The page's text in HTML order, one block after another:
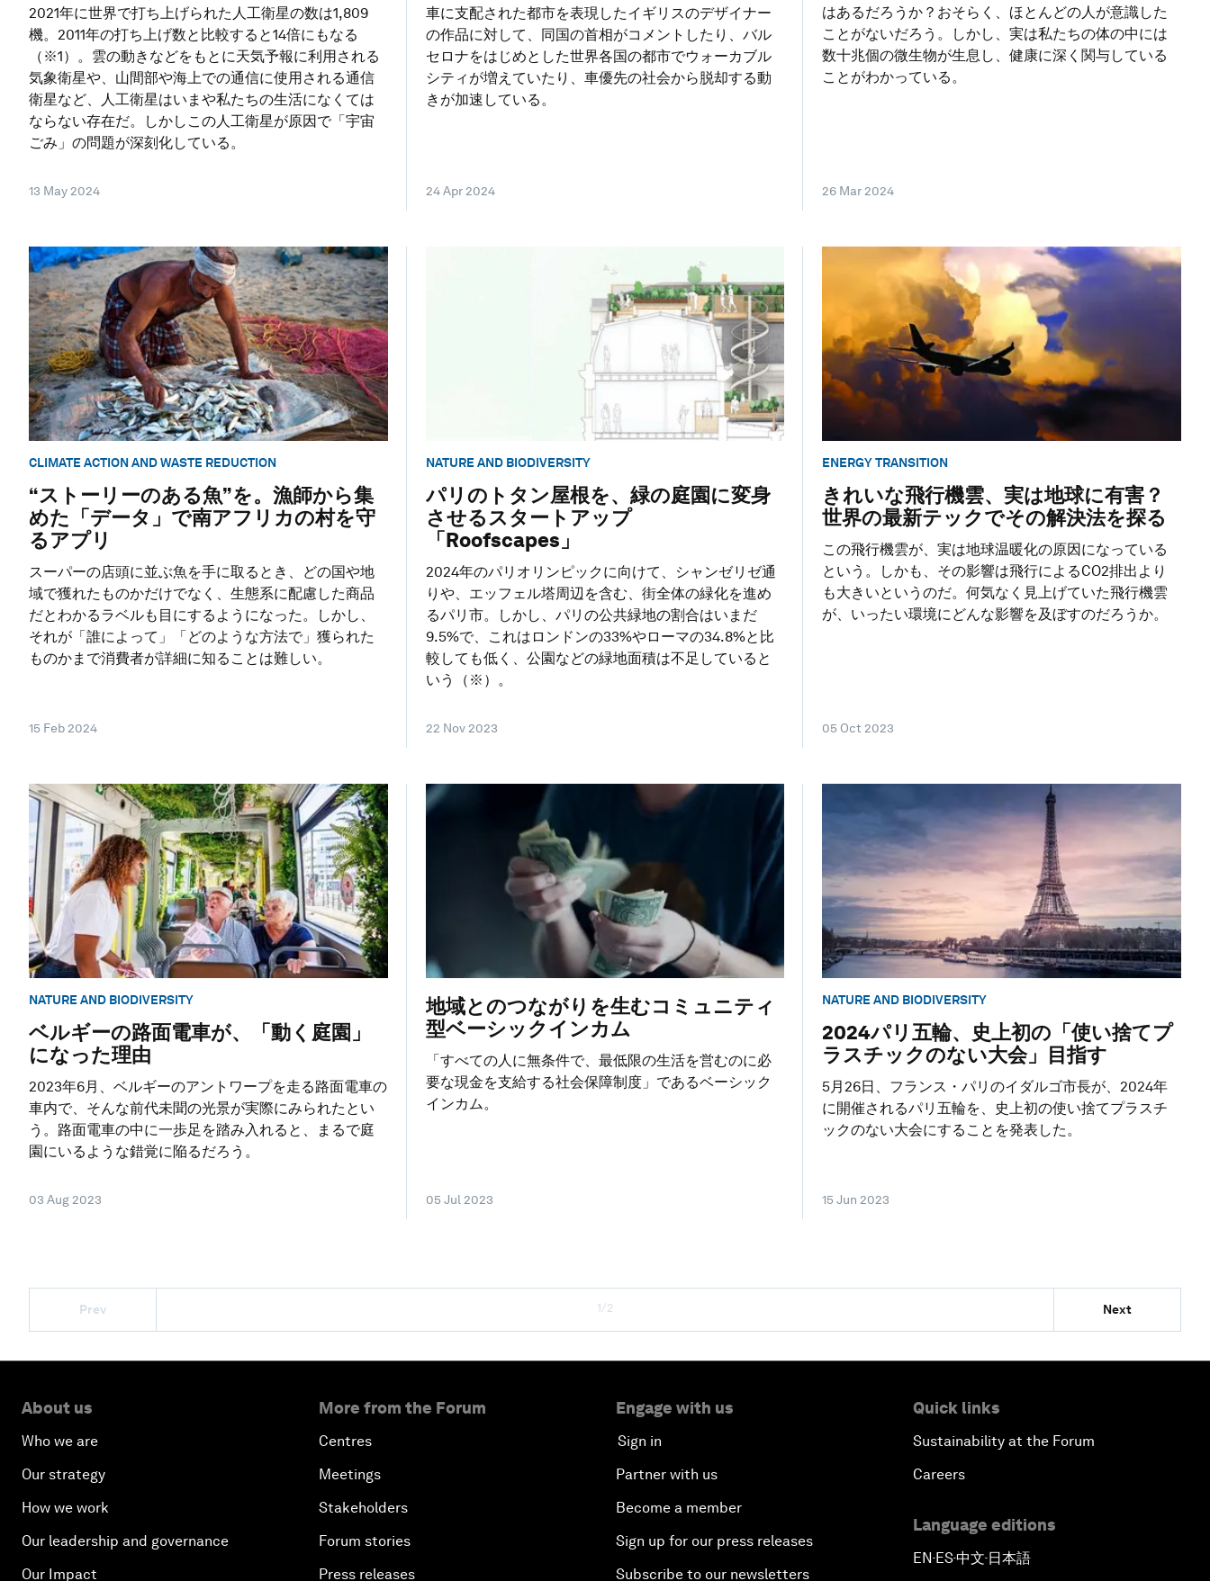
2021年に世界で打ち上げられた人工衛星の数は1,809
機。2011年の打ち上げ数と比較すると14倍にもなる
（※1）。雲の動きなどをもとに天気予報に利用される
気象衛星や、山間部や海上での通信に使用される通信
衛星など、人工衛星はいまや私たちの生活になくては
ならない存在だ。しかしこの人工衛星が原因で「宇宙
ごみ」の問題が深刻化している。
13 May 2024
車に支配された都市を表現したイギリスのデザイナー
の作品に対して、同国の首相がコメントしたり、バル
セロナをはじめとした世界各国の都市でウォーカブル
シティが増えていたり、車優先の社会から脱却する動
きが加速している。
24 Apr 2024
はあるだろうか？おそらく、ほとんどの人が意識した
ことがないだろう。しかし、実は私たちの体の中には
数十兆個の微生物が生息し、健康に深く関与している
ことがわかっている。
26 Mar 2024
CLIMATE ACTION AND WASTE REDUCTION
“ストーリーのある魚”を。漁師から集
めた「データ」で南アフリカの村を守
るアプリ
スーパーの店頭に並ぶ魚を手に取るとき、どの国や地
域で獲れたものかだけでなく、生態系に配慮した商品
だとわかるラベルも目にするようになった。しかし、
それが「誰によって」「どのような方法で」獲られた
ものかまで消費者が詳細に知ることは難しい。
15 Feb 2024
NATURE AND BIODIVERSITY
パリのトタン屋根を、緑の庭園に変身
させるスタートアップ
「Roofscapes」
2024年のパリオリンピックに向けて、シャンゼリゼ通
りや、エッフェル塔周辺を含む、街全体の緑化を進め
るパリ市。しかし、パリの公共緑地の割合はいまだ
9.5%で、これはロンドンの33%やローマの34.8%と比
較しても低く、公園などの緑地面積は不足していると
いう（※）。
22 Nov 2023
ENERGY TRANSITION
きれいな飛行機雲、実は地球に有害？
世界の最新テックでその解決法を探る
この飛行機雲が、実は地球温暖化の原因になっている
という。しかも、その影響は飛行によるCO2排出より
も大きいというのだ。何気なく見上げていた飛行機雲
が、いったい環境にどんな影響を及ぼすのだろうか。
05 Oct 2023
NATURE AND BIODIVERSITY
ベルギーの路面電車が、「動く庭園」
になった理由
2023年6月、ベルギーのアントワープを走る路面電車の
車内で、そんな前代未聞の光景が実際にみられたとい
う。路面電車の中に一歩足を踏み入れると、まるで庭
園にいるような錯覚に陥るだろう。
03 Aug 2023
地域とのつながりを生むコミュニティ
型ベーシックインカム
「すべての人に無条件で、最低限の生活を営むのに必
要な現金を支給する社会保障制度」であるベーシック
インカム。
05 Jul 2023
NATURE AND BIODIVERSITY
2024パリ五輪、史上初の「使い捨てプ
ラスチックのない大会」目指す
5月26日、フランス・パリのイダルゴ市長が、2024年
に開催されるパリ五輪を、史上初の使い捨てプラスチ
ックのない大会にすることを発表した。
15 Jun 2023
Prev 1/2 Next
About us
Who we are
Our strategy
How we work
Our leadership and governance
Our Impact
More from the Forum
Centres
Meetings
Stakeholders
Forum stories
Press releases
Engage with us
Sign in
Partner with us
Become a member
Sign up for our press releases
Subscribe to our newsletters
Quick links
Sustainability at the Forum
Careers
Language editions
EN▪ES▪中文▪ 日本語